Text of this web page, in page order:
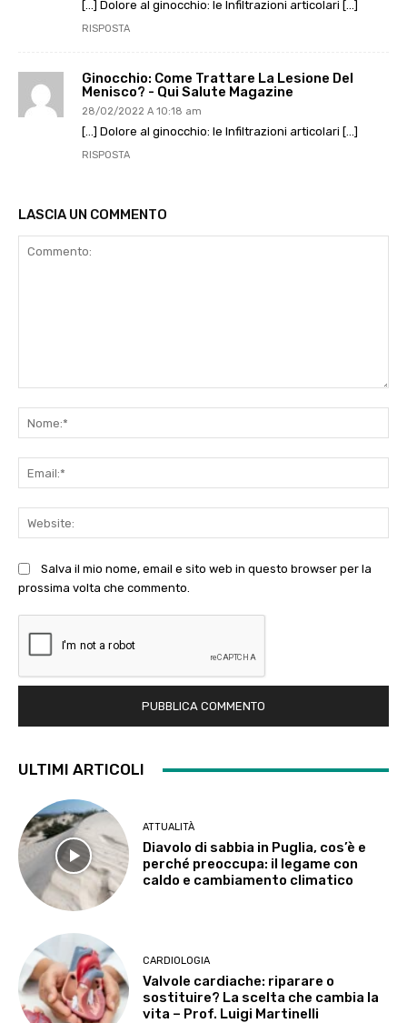
[…] Dolore al ginocchio: le Infiltrazioni articolari […]
RISPOSTA
Ginocchio: Come Trattare La Lesione Del
Menisco? - Qui Salute Magazine
28/02/2022 A 10:18 am
[…] Dolore al ginocchio: le Infiltrazioni articolari […]
RISPOSTA
LASCIA UN COMMENTO
Salva il mio nome, email e sito web in questo browser per la
prossima volta che commento.
ULTIMI ARTICOLI
ATTUALITÀ
Diavolo di sabbia in Puglia, cos’è e
perché preoccupa: il legame con
caldo e cambiamento climatico
CARDIOLOGIA
Valvole cardiache: riparare o
sostituire? La scelta che cambia la
vita – Prof. Luigi Martinelli